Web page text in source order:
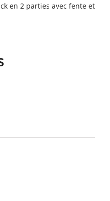
en 2 parties avec fente et